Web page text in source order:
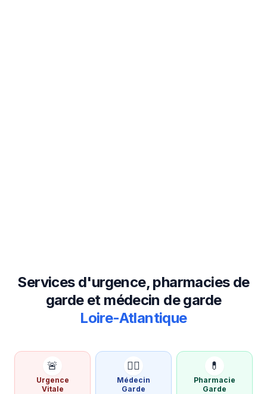
Services d'urgence, pharmacies de
garde et médecin de garde
Loire-Atlantique
🚨
Urgence
Vitale
👨‍⚕️
Médecin
Garde
💊
Pharmacie
Garde